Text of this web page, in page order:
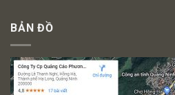
BẢN ĐỒ